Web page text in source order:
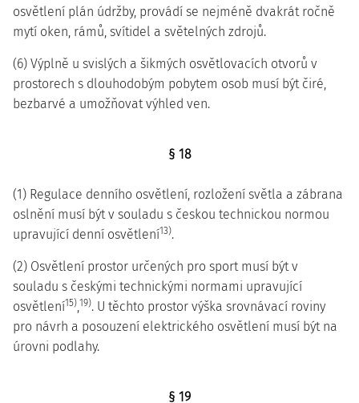
osvětlení plán údržby, provádí se nejméně dvakrát ročně
mytí oken, rámů, svítidel a světelných zdrojů.
(6) Výplně u svislých a šikmých osvětlovacích otvorů v
prostorech s dlouhodobým pobytem osob musí být čiré,
bezbarvé a umožňovat výhled ven.
§ 18
(1) Regulace denního osvětlení, rozložení světla a zábrana
oslnění musí být v souladu s českou technickou normou
upravující denní osvětlení13).
(2) Osvětlení prostor určených pro sport musí být v
souladu s českými technickými normami upravující
osvětlení15),19). U těchto prostor výška srovnávací roviny
pro návrh a posouzení elektrického osvětlení musí být na
úrovni podlahy.
§ 19